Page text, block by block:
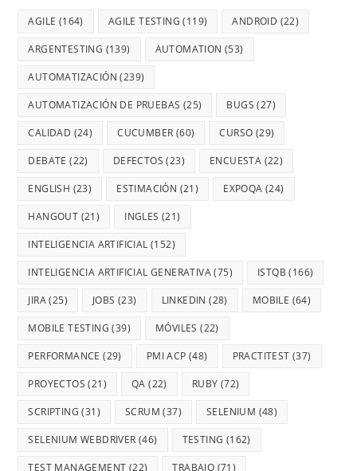
AGILE (164) AGILE TESTING (119) ANDROID (22)
ARGENTESTING (139) AUTOMATION (53)
AUTOMATIZACIÓN (239)
AUTOMATIZACIÓN DE PRUEBAS (25) BUGS (27)
CALIDAD (24) CUCUMBER (60) CURSO (29)
DEBATE (22) DEFECTOS (23) ENCUESTA (22)
ENGLISH (23) ESTIMACIÓN (21) EXPOQA (24)
HANGOUT (21) INGLES (21)
INTELIGENCIA ARTIFICIAL (152)
INTELIGENCIA ARTIFICIAL GENERATIVA(75) ISTQB (166)
JIRA(25) JOBS (23) LINKEDIN (28) MOBILE (64)
MOBILE TESTING (39) MÓVILES (22)
PERFORMANCE (29) PMI ACP (48) PRACTITEST (37)
PROYECTOS (21) QA (22) RUBY (72)
SCRIPTING (31) SCRUM (37) SELENIUM (48)
SELENIUM WEBDRIVER (46) TESTING (162)
TEST MANAGEMENT (22) TRABAJO (71)